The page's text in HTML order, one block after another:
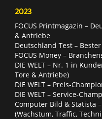
2023
FOCUS Printmagazin –
& Antriebe
Deutschland Test –
FOCUS Money –
DIE WELT – Nr. 1 in
Tore & Antriebe)
DIE WELT – Preis-
DIE WELT – Service-
Computer Bild & Statista
(Wachstum, Traffic,